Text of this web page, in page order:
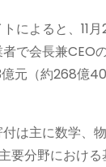
によると、11
で会長兼CEO
億元（約268億
は主に数学、
要分野における